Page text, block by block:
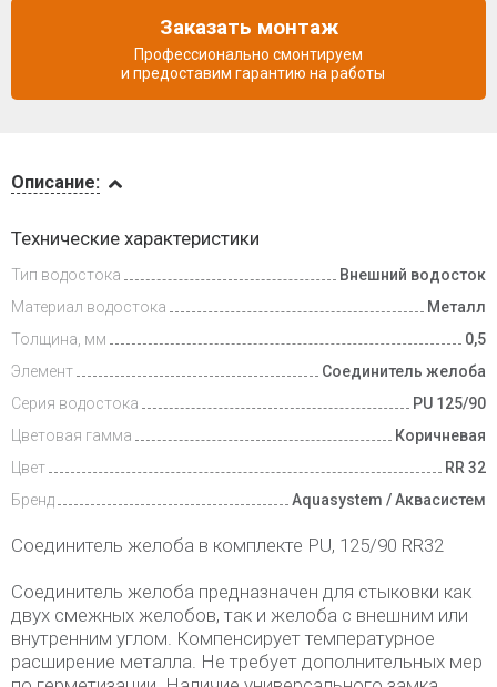
и оплата
Описание:
Технические характеристики
Тип водостока
Внешний водосток
Материал водостока
Металл
Толщина, мм
0,5
Элемент
Соединитель желоба
Серия водостока
PU 125/90
Цветовая гамма
Коричневая
Цвет
RR 32
Бренд
Aquasystem / Аквасистем
Соединитель желоба в комплекте PU, 125/90 RR32
Соединитель желоба предназначен для стыковки как
двух смежных желобов, так и желоба с внешним или
внутренним углом. Компенсирует температурное
расширение металла. Не требует дополнительных мер
Заказать монтаж
Профессионально смонтируем
и предоставим гарантию на работы